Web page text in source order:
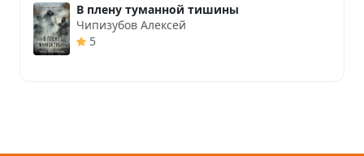
В плену туманной тишины
Чипизубов Алексей
5